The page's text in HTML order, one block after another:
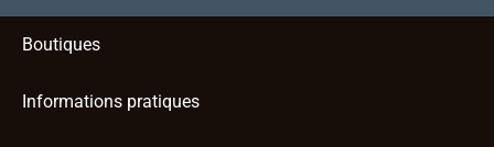
Boutiques
Informations pratiques